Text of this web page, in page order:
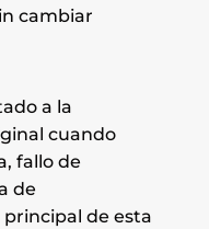
cambiar
a la
cuando
fallo de
de
de esta